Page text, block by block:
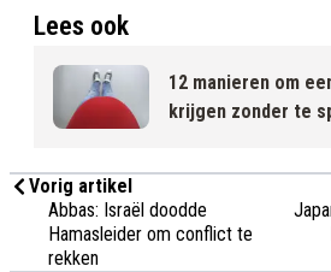
Lees ook
12 manieren om
krijgen zonder te
Vorig artikel
Abbas: Israël doodde
Hamasleider om conflict te
rekken